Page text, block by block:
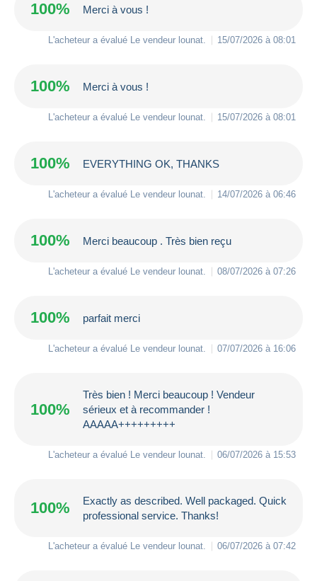
100% Merci à vous !
L'acheteur a évalué Le vendeur lounat. 15/07/2026 à 08:01
100% Merci à vous !
L'acheteur a évalué Le vendeur lounat. 15/07/2026 à 08:01
100% EVERYTHING OK, THANKS
L'acheteur a évalué Le vendeur lounat. 14/07/2026 à 06:46
100% Merci beaucoup . Très bien reçu
L'acheteur a évalué Le vendeur lounat. 08/07/2026 à 07:26
100% parfait merci
L'acheteur a évalué Le vendeur lounat. 07/07/2026 à 16:06
100%
Très bien ! Merci beaucoup ! Vendeur
sérieux et à recommander !
AAAAA+++++++++
L'acheteur a évalué Le vendeur lounat. 06/07/2026 à 15:53
100%
Exactly as described. Well packaged. Quick
professional service. Thanks!
L'acheteur a évalué Le vendeur lounat. 06/07/2026 à 07:42